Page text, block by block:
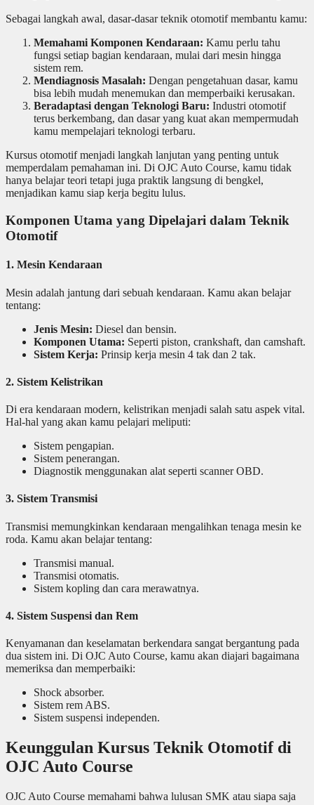
Sebagai langkah awal, dasar-dasar teknik otomotif membantu kamu:
Memahami Komponen Kendaraan: Kamu perlu tahu
fungsi setiap bagian kendaraan, mulai dari mesin hingga
sistem rem.
Mendiagnosis Masalah: Dengan pengetahuan dasar, kamu
bisa lebih mudah menemukan dan memperbaiki kerusakan.
Beradaptasi dengan Teknologi Baru: Industri otomotif
terus berkembang, dan dasar yang kuat akan mempermudah
kamu mempelajari teknologi terbaru.
Kursus otomotif menjadi langkah lanjutan yang penting untuk
memperdalam pemahaman ini. Di OJC Auto Course, kamu tidak
hanya belajar teori tetapi juga praktik langsung di bengkel,
menjadikan kamu siap kerja begitu lulus.
Komponen Utama yang Dipelajari dalam Teknik
Otomotif
1. Mesin Kendaraan
Mesin adalah jantung dari sebuah kendaraan. Kamu akan belajar
tentang:
Jenis Mesin: Diesel dan bensin.
Komponen Utama: Seperti piston, crankshaft, dan camshaft.
Sistem Kerja: Prinsip kerja mesin 4 tak dan 2 tak.
2. Sistem Kelistrikan
Di era kendaraan modern, kelistrikan menjadi salah satu aspek vital.
Hal-hal yang akan kamu pelajari meliputi:
Sistem pengapian.
Sistem penerangan.
Diagnostik menggunakan alat seperti scanner OBD.
3. Sistem Transmisi
Transmisi memungkinkan kendaraan mengalihkan tenaga mesin ke
roda. Kamu akan belajar tentang:
Transmisi manual.
Transmisi otomatis.
Sistem kopling dan cara merawatnya.
4. Sistem Suspensi dan Rem
Kenyamanan dan keselamatan berkendara sangat bergantung pada
dua sistem ini. Di OJC Auto Course, kamu akan diajari bagaimana
memeriksa dan memperbaiki:
Shock absorber.
Sistem rem ABS.
Sistem suspensi independen.
Keunggulan Kursus Teknik Otomotif di
OJC Auto Course
OJC Auto Course memahami bahwa lulusan SMK atau siapa saja